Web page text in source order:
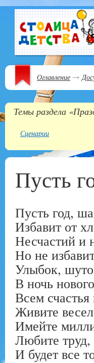
Оглавление
Темы раздела
Сценарии
Пусть
Пусть год,
Избавит от
Несчастий и
Но не
Улыбок,
В ночь
Всем
Живите
Имейте
Любите
И будет все